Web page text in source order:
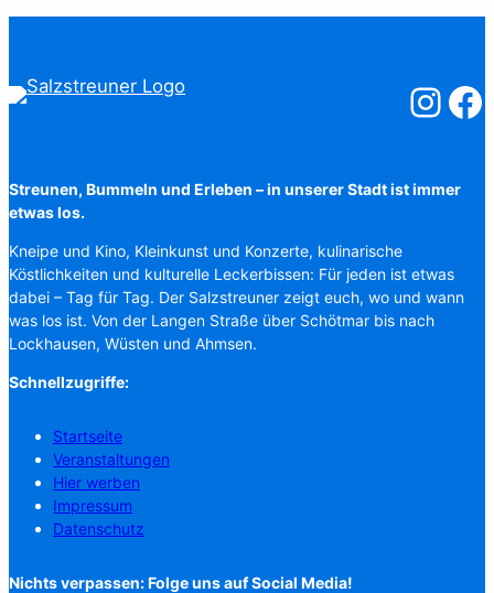
Streunen, Bummeln und Erleben – in unserer Stadt ist immer
etwas los.
Kneipe und Kino, Kleinkunst und Konzerte, kulinarische
Köstlichkeiten und kulturelle Leckerbissen: Für jeden ist etwas
dabei – Tag für Tag. Der Salzstreuner zeigt euch, wo und wann
was los ist. Von der Langen Straße über Schötmar bis nach
Lockhausen, Wüsten und Ahmsen.
Schnellzugriffe:
Startseite
Veranstaltungen
Hier werben
Impressum
Datenschutz
Nichts verpassen: Folge uns auf Social Media!